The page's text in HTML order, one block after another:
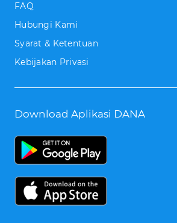
FAQ
Hubungi Kami
Syarat & Ketentuan
Kebijakan Privasi
Download Aplikasi DANA